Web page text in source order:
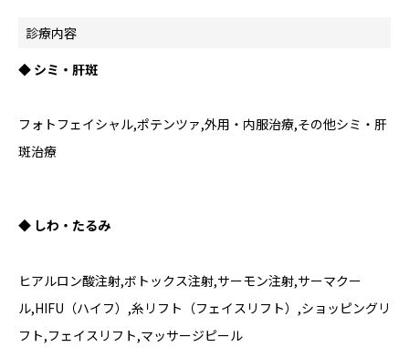
診療内容
◆ シミ・肝斑
フォトフェイシャル,ポテンツァ,外用・内服治療,その他シミ・肝
斑治療
◆ しわ・たるみ
ヒアルロン酸注射,ボトックス注射,サーモン注射,サーマクー
ル,HIFU（ハイフ）,糸リフト（フェイスリフト）,ショッピングリ
フト,フェイスリフト,マッサージピール